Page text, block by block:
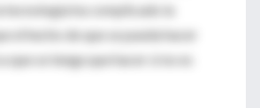
tecnología ha complicado la
el hecho de que se pueda hacer
que se tenga que hacer si no es